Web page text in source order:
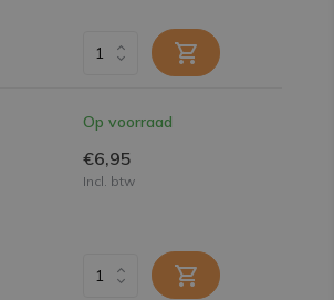
Op voorraad
€6,95
Incl. btw